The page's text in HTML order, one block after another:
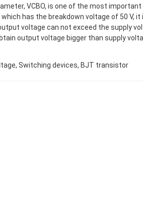
VCBO, is one of the most
has the breakdown voltage of 50 V,
voltage can not exceed the supply
output voltage bigger than supply
Switching devices, BJT transistor